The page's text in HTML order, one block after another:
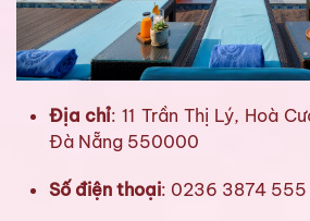
Địa chỉ: 11 Trần Thị Lý, Hoà
Đà Nẵng 550000
Số điện thoại: 0236 3874 555